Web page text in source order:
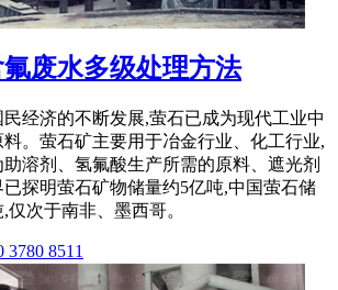
废水多级处理方法
民经济的不断发展,萤石已成为现代工业中
。萤石矿主要用于冶金行业、化工行业,
溶剂、氢氟酸生产所需的原料、遮光剂
探明萤石矿物储量约5亿吨,中国萤石储
仅次于南非、墨西哥。
8511